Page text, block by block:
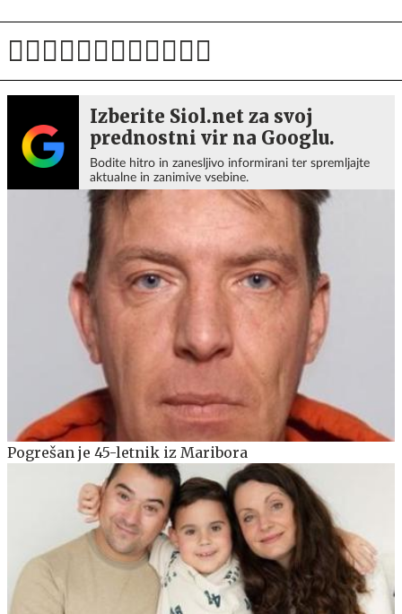
Izberite Siol.net za svoj
prednostni vir na Googlu.
Bodite hitro in zanesljivo informirani ter spremljajte
aktualne in zanimive vsebine.
Pogrešan je 45-letnik iz Maribora